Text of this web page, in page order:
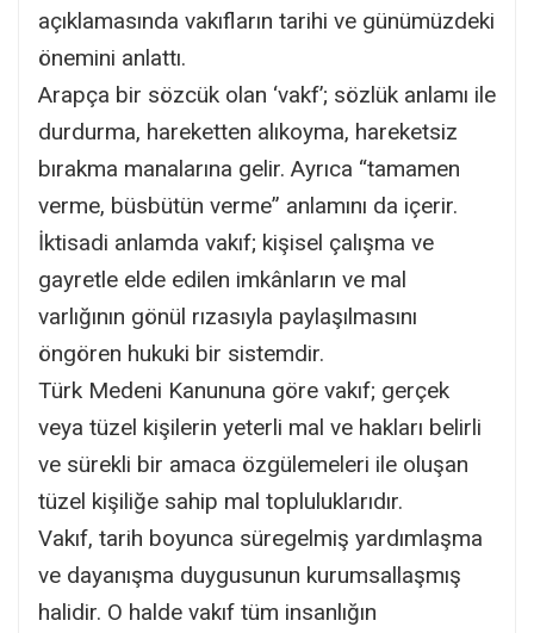
açıklamasında vakıfların tarihi ve günümüzdeki
önemini anlattı.
Arapça bir sözcük olan ‘vakf’; sözlük anlamı ile
durdurma, hareketten alıkoyma, hareketsiz
bırakma manalarına gelir. Ayrıca “tamamen
verme, büsbütün verme” anlamını da içerir.
İktisadi anlamda vakıf; kişisel çalışma ve
gayretle elde edilen imkânların ve mal
varlığının gönül rızasıyla paylaşılmasını
öngören hukuki bir sistemdir.
Türk Medeni Kanununa göre vakıf; gerçek
veya tüzel kişilerin yeterli mal ve hakları belirli
ve sürekli bir amaca özgülemeleri ile oluşan
tüzel kişiliğe sahip mal topluluklarıdır.
Vakıf, tarih boyunca süregelmiş yardımlaşma
ve dayanışma duygusunun kurumsallaşmış
halidir. O halde vakıf tüm insanlığın